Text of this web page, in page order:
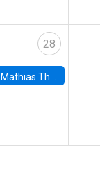
28
Mathias Thoenig, University of Lausanne